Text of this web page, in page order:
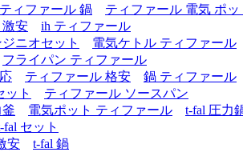
ティファール 鍋
ティファール 電気 ポッ
激安
ih ティファール
ニオセット
電気ケトル ティファール
フライパン ティファール
ティファール 格安
鍋 ティファール
ット
ティファール ソースパン
電気ポット ティファール
t-fal 圧力
fal セット
安 t-fal 鍋